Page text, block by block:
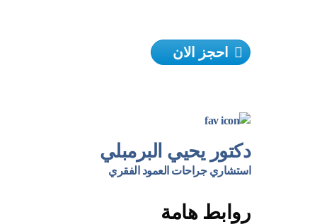
احجز الان
دكتور يحيي البرمبلي
استشاري جراحات العمود الفقري
روابط هامة